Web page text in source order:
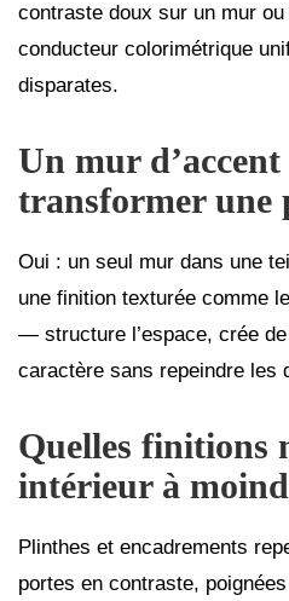
contraste doux sur un mur
conducteur colorimétrique
disparates.
Un mur
transformer une
Oui : un seul mur dans une
une finition texturée comme
— structure l’espace, crée
caractère sans repeindre les
Quelles finitions
intérieur à
Plinthes et encadrements
portes en contraste,